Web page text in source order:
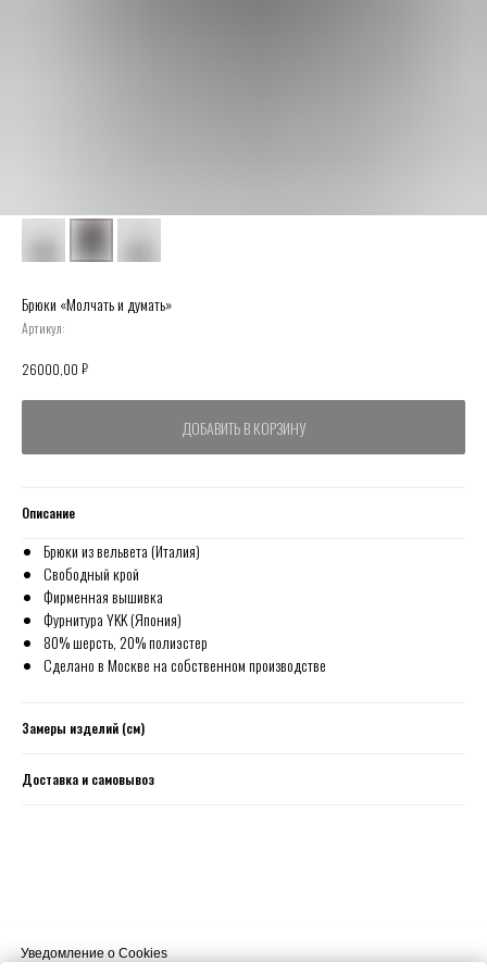
Уведомление о Cookies
Брюки «Молчать и думать»
Артикул:
26000,00 ₽
ДОБАВИТЬ В КОРЗИНУ
Описание
Брюки из вельвета (Италия)
Свободный крой
Фирменная вышивка
Фурнитура YKK (Япония)
80% шерсть, 20% полиэстер
Сделано в Москве на собственном производстве
Замеры изделий (см)
Доставка и самовывоз